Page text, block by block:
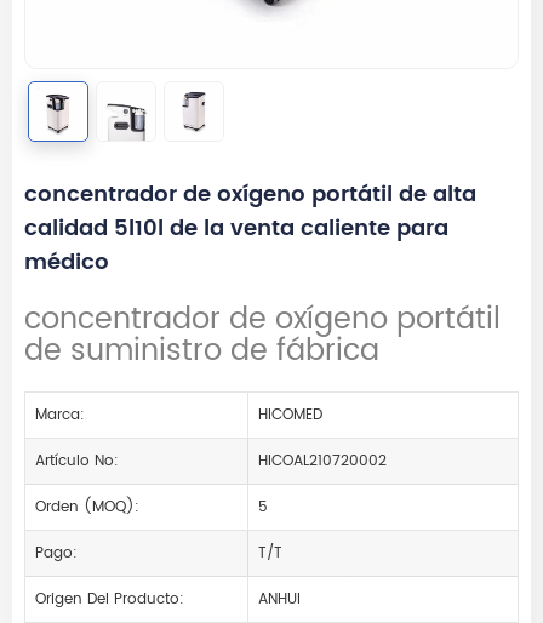
concentrador de oxígeno portátil de alta
calidad 5l10l de la venta caliente para
médico
concentrador de oxígeno portátil
de suministro de fábrica
Marca:
HICOMED
Artículo No:
HICOAL210720002
Orden (MOQ):
5
Pago:
T/T
Origen Del Producto:
ANHUI